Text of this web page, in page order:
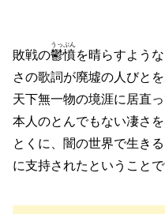
敗戦の鬱憤
うっぷん
を晴らすよう
さの歌詞が廃墟の人びとを
天下無一物の境涯に居直
本人のとんでもない凄さを
とくに、闇の世界で生き
に支持されたということで